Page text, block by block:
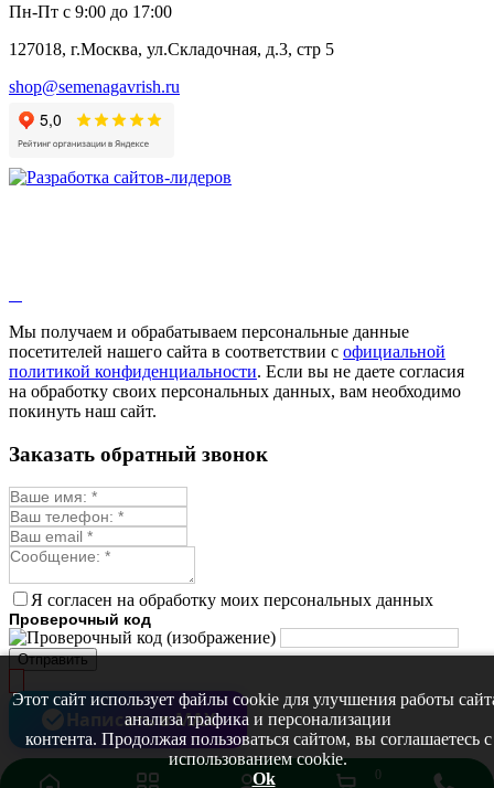
Бессмертник
Валериана
Валерианелла
Гибискус лекарственный
Девясил
Душица
Змееголовник
Мыльнянка
Мята
Овсяный корень
Огуречная трава
Пустырник
Репешок
Синюха
Смесь лекарственных
Стевия
Тимьян ползучий (чабрец)
Фенхель лекарственный
Цикорий лекарственный
Череда лекарственная
Чернокорень
Шалфей
Семена ягод
Брусника
Пн-Пт с 9:00 до 17:00
127018, г.Москва, ул.Складочная, д.3, стр 5
shop@semenagavrish.ru
Мы получаем и обрабатываем персональные данные
посетителей нашего сайта в соответствии с официальной
политикой конфиденциальности. Если вы не даете согласия
на обработку своих персональных данных, вам необходимо
покинуть наш сайт.
Этот сайт использует файлы cookie для улучшения работы
анализа трафика и персонализации
контента. Продолжая пользоваться сайтом, вы соглашаетесь с
использованием cookie.
Ok
Заказать обратный звонок
Я согласен на обработку моих персональных данных
Проверочный код
Отправить
0
Написать в MAX